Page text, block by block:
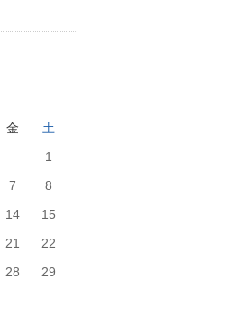
金
土
1
7
8
14
15
21
22
28
29